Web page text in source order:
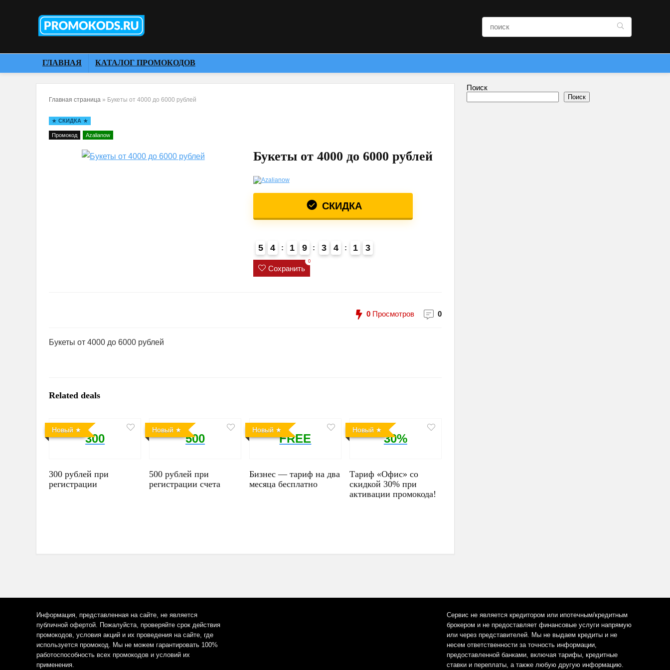
ГЛАВНАЯ КАТАЛОГ ПРОМОКОДОВ
Главная страница » Букеты от 4000 до 6000 рублей
СКИДКА
Промокод Azalianow
Букеты от 4000 до 6000 рублей
СКИДКА
5 4 1 9 3 4 1 2
3
Сохранить
0
0 Просмотров 0
Букеты от 4000 до 6000 рублей
Related deals
Новый
300
300 рублей при
регистрации
Новый
500
500 рублей при
регистрации счета
Новый
FREE
Бизнес — тариф на два
месяца бесплатно
Новый
30%
Тариф «Офис» со
скидкой 30% при
активации промокода!
Поиск
Поиск
Информация, представленная на сайте, не является
публичной офертой. Пожалуйста, проверяйте срок действия
промокодов, условия акций и их проведения на сайте, где
используется промокод. Мы не можем гарантировать 100%
работоспособность всех промокодов и условий их
применения.
Сервис не является кредитором или ипотечным/кредитным
брокером и не предоставляет финансовые услуги напрямую
или через представителей. Мы не выдаем кредиты и не
несем ответственности за точность информации,
предоставленной банками, включая тарифы, кредитные
ставки и переплаты, а также любую другую информацию.